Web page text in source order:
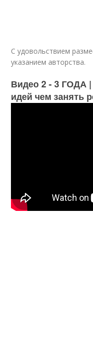
С удовольствием
указанием авторства.
Видео 2 - 3 ГОДА
идей чем занять